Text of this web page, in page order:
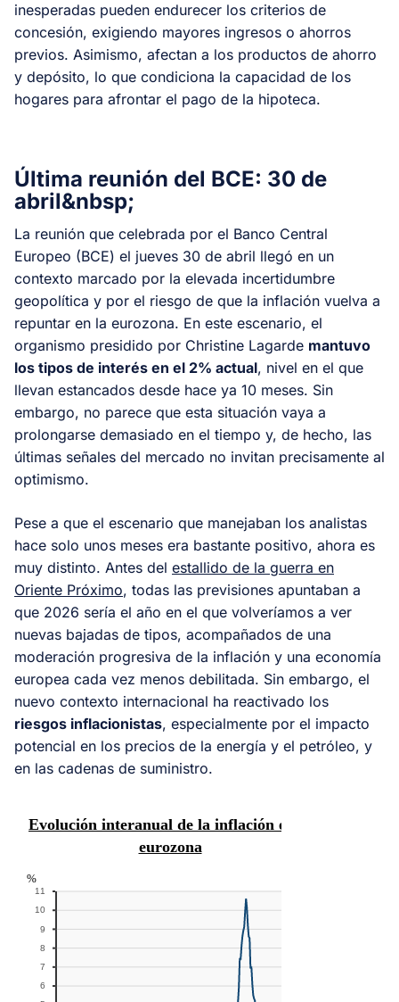
inesperadas pueden endurecer los criterios de
concesión, exigiendo mayores ingresos o ahorros
previos. Asimismo, afectan a los productos de ahorro
y depósito, lo que condiciona la capacidad de los
hogares para afrontar el pago de la hipoteca.
Última reunión del BCE: 30 de
abril&nbsp;
La reunión que celebrada por el Banco Central
Europeo (BCE) el jueves 30 de abril llegó en un
contexto marcado por la elevada incertidumbre
geopolítica y por el riesgo de que la inflación vuelva a
repuntar en la eurozona. En este escenario, el
organismo presidido por Christine Lagarde mantuvo
los tipos de interés en el 2% actual, nivel en el que
llevan estancados desde hace ya 10 meses. Sin
embargo, no parece que esta situación vaya a
prolongarse demasiado en el tiempo y, de hecho, las
últimas señales del mercado no invitan precisamente al
optimismo.
Pese a que el escenario que manejaban los analistas
hace solo unos meses era bastante positivo, ahora es
muy distinto. Antes del estallido de la guerra en
Oriente Próximo, todas las previsiones apuntaban a
que 2026 sería el año en el que volveríamos a ver
nuevas bajadas de tipos, acompañados de una
moderación progresiva de la inflación y una economía
europea cada vez menos debilitada. Sin embargo, el
nuevo contexto internacional ha reactivado los
riesgos inflacionistas, especialmente por el impacto
potencial en los precios de la energía y el petróleo, y
en las cadenas de suministro.